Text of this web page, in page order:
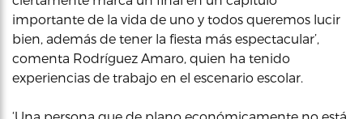
importante de la vida de uno y todos queremos lucir
bien, además de tener la fiesta más espectacular’,
comenta Rodríguez Amaro, quien ha tenido
experiencias de trabajo en el escenario escolar.